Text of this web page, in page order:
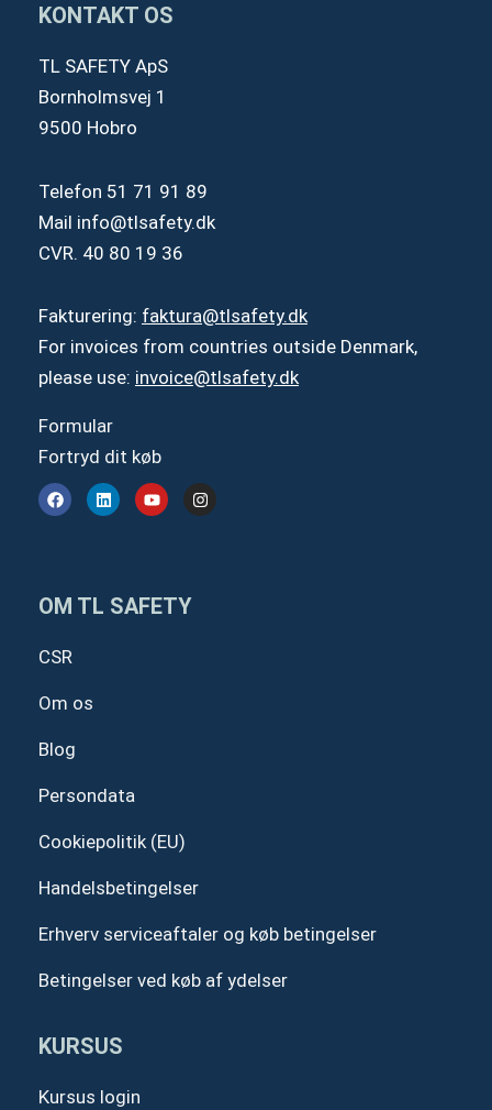
KONTAKT OS
TL SAFETY ApS
Bornholmsvej 1
9500 Hobro
Telefon 51 71 91 89
Mail info@tlsafety.dk
CVR. 40 80 19 36
Fakturering: faktura@tlsafety.dk
For invoices from countries outside Denmark,
please use: invoice@tlsafety.dk
Formular
Fortryd dit køb
F
a
c
k
L
i
n
n
Y
o
u
I
n
s
OM TL SAFETY
CSR
Om os
Blog
Persondata
Cookiepolitik (EU)
Handelsbetingelser
Erhverv serviceaftaler og køb betingelser
Betingelser ved køb af ydelser
KURSUS
Kursus login